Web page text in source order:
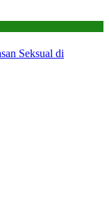
Seksual di